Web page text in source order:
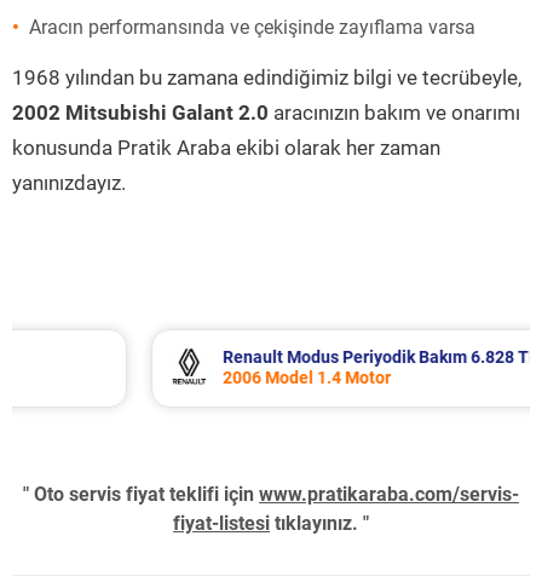
Aracın performansında ve çekişinde zayıflama varsa
1968 yılından bu zamana edindiğimiz bilgi ve tecrübeyle,
2002 Mitsubishi Galant 2.0 aracınızın bakım ve onarımı
konusunda Pratik Araba ekibi olarak her zaman
yanınızdayız.
Renault Modus Periyodik Bakım 6.828 TL
2006 Model 1.4 Motor
" Oto servis fiyat teklifi için www.pratikaraba.com/servis-
fiyat-listesi tıklayınız. "